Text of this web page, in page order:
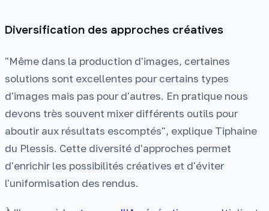
Diversification des approches créatives
"Même dans la production d'images, certaines
solutions sont excellentes pour certains types
d'images mais pas pour d'autres. En pratique nous
devons très souvent mixer différents outils pour
aboutir aux résultats escomptés", explique Tiphaine
du Plessis. Cette diversité d'approches permet
d'enrichir les possibilités créatives et d'éviter
l'uniformisation des rendus.